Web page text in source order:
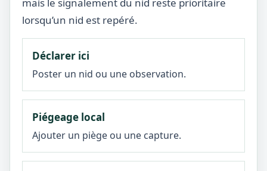
lorsqu’un nid est repéré.
Déclarer ici
Poster un nid ou une observation.
Piégeage local
Ajouter un piège ou une capture.